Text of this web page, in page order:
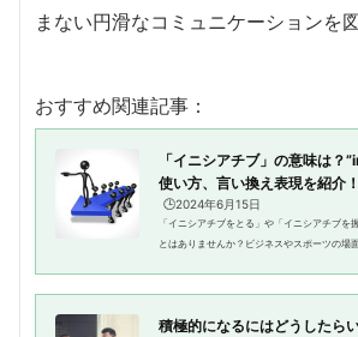
まない円滑なコミュニケーションを
おすすめ関連記事：
「イニシアチブ」の意味は？
使い方、言い換え表現を紹介！
🕒️2024年6月15日
「イニシアチブをとる」や「イニシアチブを
とはありませんか？ビジネスやスポーツの場
積極的になるにはどうしたら